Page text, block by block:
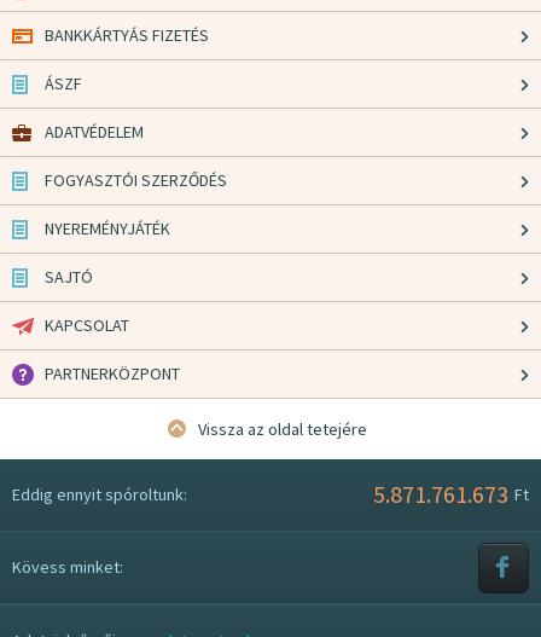
BANKKÁRTYÁS FIZETÉS
ÁSZF
ADATVÉDELEM
FOGYASZTÓI SZERZŐDÉS
NYEREMÉNYJÁTÉK
SAJTÓ
KAPCSOLAT
PARTNERKÖZPONT
Vissza az oldal tetejére
Eddig ennyit spóroltunk: 5.871.761.673 Ft
Kövess minket: